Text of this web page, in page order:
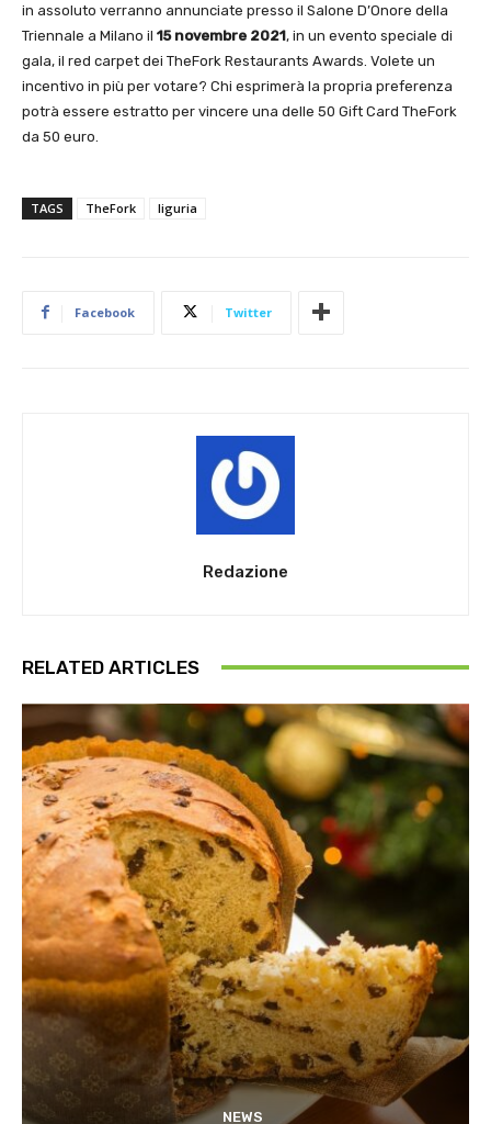
in assoluto verranno annunciate presso il Salone D’Onore della
Triennale a Milano il 15 novembre 2021, in un evento speciale di
gala, il red carpet dei TheFork Restaurants Awards. Volete un
incentivo in più per votare? Chi esprimerà la propria preferenza
potrà essere estratto per vincere una delle 50 Gift Card TheFork
da 50 euro.
TAGS TheFork liguria
Facebook Twitter
Redazione
RELATED ARTICLES
NEWS